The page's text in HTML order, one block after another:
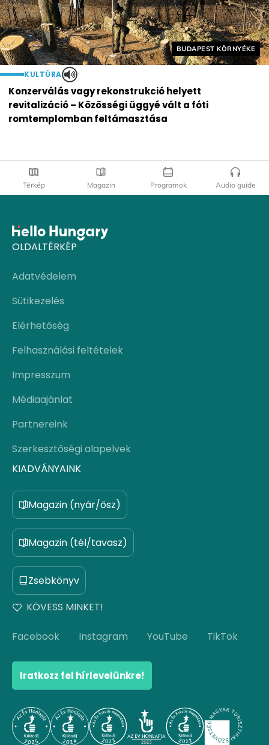
Helyszín címkék:
BUDAPEST KÖRNYÉKE
KULTÚRA
Konzerválás vagy rekonstrukció helyett
revitalizáció – Közösségi üggyé vált a fóti
romtemplomban feltámasztása
Térkép Magazin Programok Audio guide
OLDALTÉRKÉP
Adatvédelem
Sütikezelés
Elérhetőség
Felhasználási feltételek
Impresszum
Médiaajánlat
Partnereink
Szerkesztőségi alapelvek
KIADVÁNYAINK
Magazin (nyár/ősz)
Magazin (tél/tavasz)
Zsebkönyv
KÖVESS MINKET!
Facebook Instagram YouTube TikTok
Iratkozz fel hírlevelünkre!